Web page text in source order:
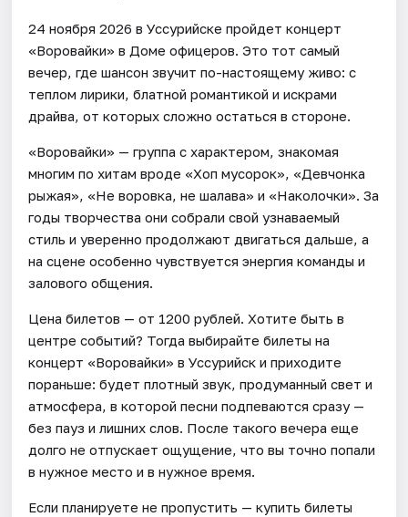
24 ноября 2026 в Уссурийске пройдет концерт
«Воровайки» в Доме офицеров. Это тот самый
вечер, где шансон звучит по-настоящему живо: с
теплом лирики, блатной романтикой и искрами
драйва, от которых сложно остаться в стороне.
«Воровайки» — группа с характером, знакомая
многим по хитам вроде «Хоп мусорок», «Девчонка
рыжая», «Не воровка, не шалава» и «Наколочки». За
годы творчества они собрали свой узнаваемый
стиль и уверенно продолжают двигаться дальше, а
на сцене особенно чувствуется энергия команды и
залового общения.
Цена билетов — от 1200 рублей. Хотите быть в
центре событий? Тогда выбирайте билеты на
концерт «Воровайки» в Уссурийск и приходите
пораньше: будет плотный звук, продуманный свет и
атмосфера, в которой песни подпеваются сразу —
без пауз и лишних слов. После такого вечера еще
долго не отпускает ощущение, что вы точно попали
в нужное место и в нужное время.
Если планируете не пропустить — купить билеты